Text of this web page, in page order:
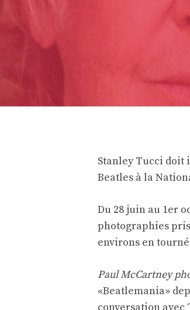
Stanley Tucci doit
Beatles à la
Du 28 juin au 1er
photographies
environs en
Paul McCartney
«Beatlemania»